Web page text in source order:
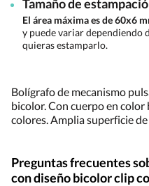
Tamaño de
El área máxima es de 60x6
y puede variar dependiendo
quieras estamparlo.
Bolígrafo de mecanismo
bicolor. Con cuerpo en color
colores. Amplia superficie
Preguntas frecuentes
con diseño bicolor clip